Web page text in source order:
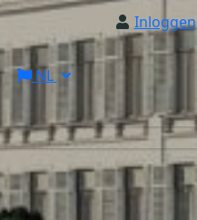
Inloggen
NL